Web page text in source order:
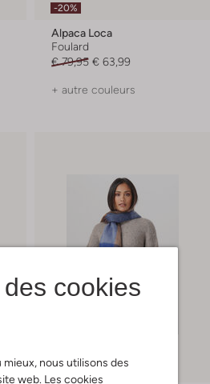
cookies
mieux, nous utilisons des
web. Les cookies
-20%
Alpaca Loca
Foulard
€ 79,95 € 63,99
+ autre couleurs
-20%